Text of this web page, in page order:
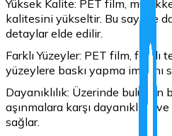
Yüksek Kalite: PET film,
kalitesini yükseltir. Bu sayede
detaylar elde edilir.
Farklı Yüzeyler: PET film, farklı
yüzeylere baskı yapma imkanı
Dayanıklılık: Üzerinde bulunan
aşınmalara karşı dayanıklıdır
sağlar.